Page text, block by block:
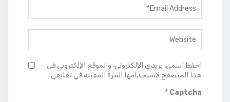
احفظ اسمي، بريدي الإلكتروني، والموقع الإلكتروني في
هذا المتصفح لاستخدامها المرة المقبلة في تعليقي.
Captcha
*